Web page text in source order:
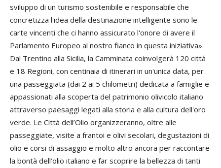
sviluppo di un turismo sostenibile e responsabile che
concretizza l'idea della destinazione intelligente sono le
carte vincenti che ci hanno assicurato l'onore di avere il
Parlamento Europeo al nostro fianco in questa iniziativa».
Dal Trentino alla Sicilia, la Camminata coinvolgerà 120 città
e 18 Regioni, con centinaia di itinerari in un'unica data, per
una passeggiata (dai 2 ai 5 chilometri) dedicata a famiglie e
appassionati alla scoperta del patrimonio olivicolo italiano
attraverso paesaggi legati alla storia e alla cultura dell'oro
verde. Le Città dell’Olio organizzeranno, oltre alle
passeggiate, visite a frantoi e olivi secolari, degustazioni di
olio e corsi di assaggio e molto altro ancora per raccontare
la bontà dell’olio italiano e far scoprire la bellezza di tanti